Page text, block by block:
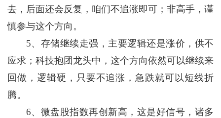
去，后面还会反复，咱们不追涨即可；非高手，谨
慎参与这个方向。
5、存储继续走强，主要逻辑还是涨价，供不
应求；科技抱团龙头中，这个方向依然可以继续来
回做，逻辑硬，只要不追涨，急跌就可以短线折
腾。
6、微盘股指数再创新高，这是好信号，诸多